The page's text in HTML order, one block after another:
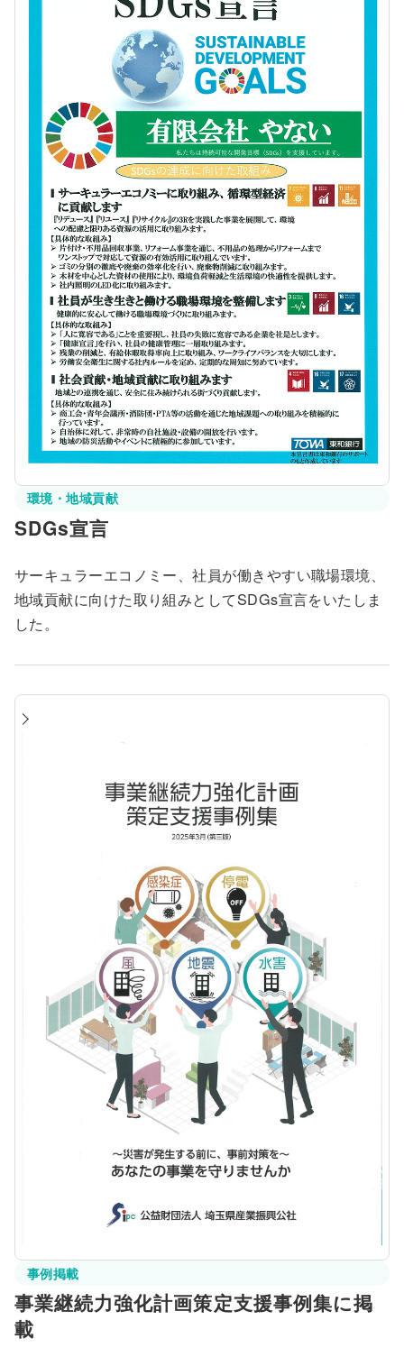
環境・地域貢献
SDGs宣言
サーキュラーエコノミー、社員が働きやすい職場環境、
地域貢献に向けた取り組みとしてSDGs宣言をいたしま
した。
事例掲載
事業継続力強化計画策定支援事例集に掲
載